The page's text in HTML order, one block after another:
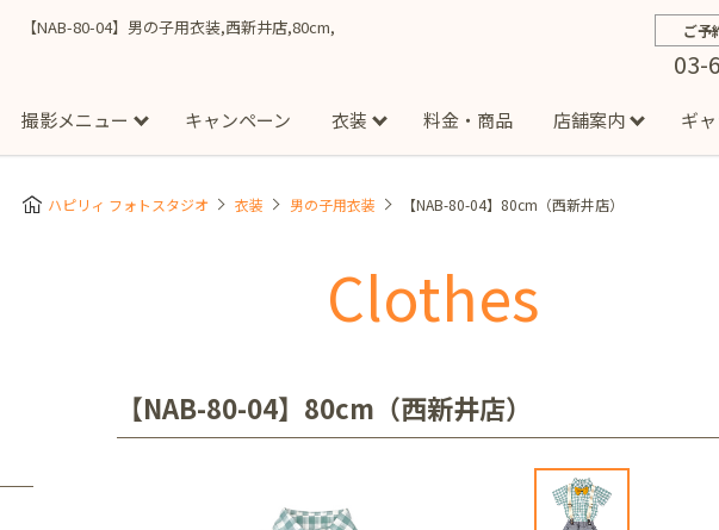
【NAB-80-04】男の子用衣装,西新井店,80cm, ご予
03-
撮影メニュー
スタジオ撮影
成人式フォト マタニティフォト
お宮参り 入園・入学／卒園・卒業 ファミリーフォト
キャンペーン 衣装
Clothes
七五三着物(男の子) 1/2成人式着物(女の子)
フォーマル衣装(男の子) 祝い着
マタニティ用ドレス
料金・商品 店舗案内
Store
吉祥寺店 イオンモール多摩平の森店
ギ
More ハピリィ フォトスタジオ 衣装 男の子用衣装 【NAB-80-04】80cm（西新井店）
Clothes
【NAB-80-04】80cm（西新井店）